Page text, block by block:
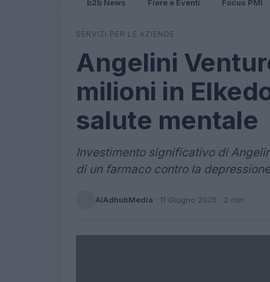
b2b News Fiere e Eventi Focus PMI
SERVIZI PER LE AZIENDE
Angelini
milioni in
salute mentale
Investimento significativo di
di un farmaco contro la
AiAdhubMedia · 11 Giugno 2025 · 2 min